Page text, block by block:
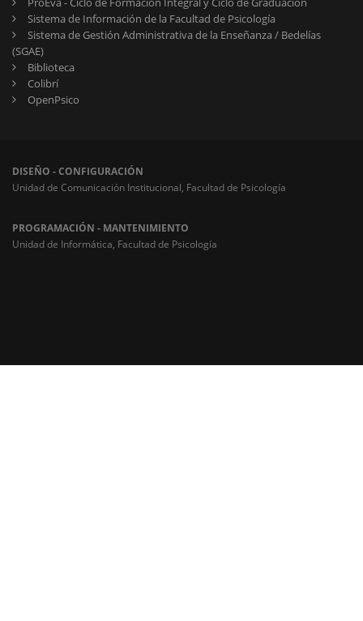
Sistema de Información de la Facultad de Psicología
Sistema de Gestión Administrativa de la Enseñanza / Bedelías
(SGAE)
Biblioteca
Colibrí
OpenPsico
DISEÑO - CONFIGURACIÓN
Unidad de Comunicación Institucional, Facultad de Psicología
PROGRAMACIÓN - MANTENIMIENTO
Unidad de Informática, Facultad de Psicología